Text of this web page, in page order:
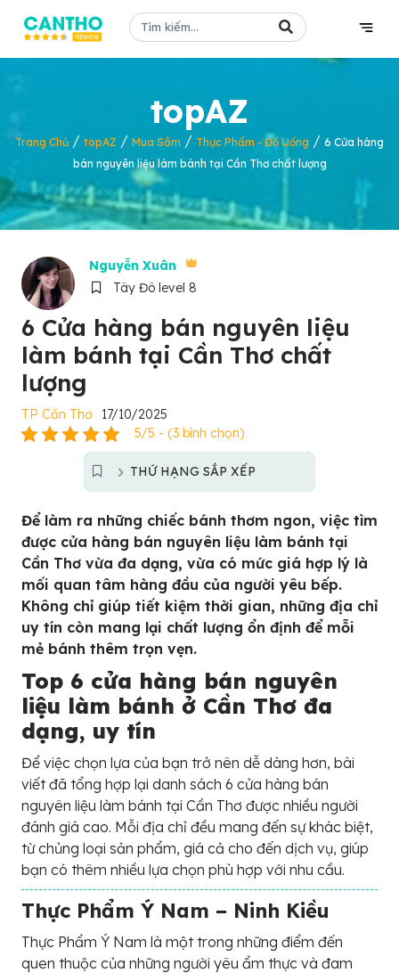
topAZ
Trang Chủ / topAZ / Mua Sắm / Thực Phẩm - Đồ Uống / 6 Cửa hàng
bán nguyên liệu làm bánh tại Cần Thơ chất lượng
Nguyễn Xuân
Tây Đô level 8
6 Cửa hàng bán nguyên liệu
làm bánh tại Cần Thơ chất
lượng
TP Cần Thơ
17/10/2025
5/5 - (3 bình chọn)
THỨ HẠNG SẮP XẾP
Để làm ra những chiếc bánh thơm ngon, việc tìm
được cửa hàng bán nguyên liệu làm bánh tại
Cần Thơ vừa đa dạng, vừa có mức giá hợp lý là
mối quan tâm hàng đầu của người yêu bếp.
Không chỉ giúp tiết kiệm thời gian, những địa chỉ
uy tín còn mang lại chất lượng ổn định để mỗi
mẻ bánh thêm trọn vẹn.
Top 6 cửa hàng bán nguyên
liệu làm bánh ở Cần Thơ đa
dạng, uy tín
Để việc chọn lựa của bạn trở nên dễ dàng hơn, bài
viết đã tổng hợp lại danh sách 6 cửa hàng bán
nguyên liệu làm bánh tại Cần Thơ được nhiều người
đánh giá cao. Mỗi địa chỉ đều mang đến sự khác biệt,
từ chủng loại sản phẩm, giá cả cho đến dịch vụ, giúp
bạn có thêm nhiều lựa chọn phù hợp với nhu cầu.
Thực Phẩm Ý Nam – Ninh Kiều
Thực Phẩm Ý Nam là một trong những điểm đến
quen thuộc của những người yêu ẩm thực và đam